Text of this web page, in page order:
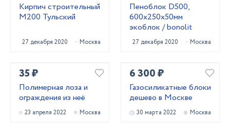
Кирпич строительный
М200 Тульский
27 декабря 2020 Москва
Пеноблок D500,
600х250х50мм
экоблок / bonolit
27 декабря 2020 Москва
35 ₽
Полимерная лоза и
ограждения из неё
23 апреля 2022 Москва
6 300 ₽
Газосиликатные блоки
дешево в Москве
30 марта 2022 Москва